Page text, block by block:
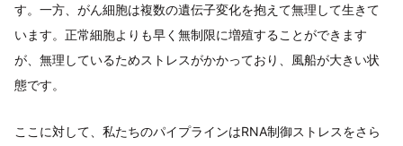
す。一方、がん細胞は複数の遺伝子変化を抱えて無理して生きて
います。正常細胞よりも早く無制限に増殖することができます
が、無理しているためストレスがかかっており、風船が大きい状
態です。
ここに対して、私たちのパイプラインはRNA制御ストレスをさら